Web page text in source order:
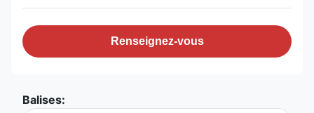
Renseignez-vous
Balises: